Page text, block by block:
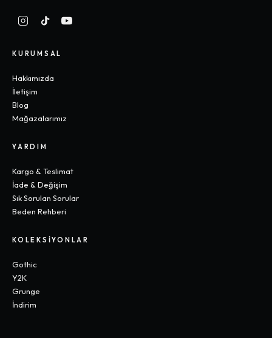
KURUMSAL
Hakkımızda
İletişim
Blog
Mağazalarımız
YARDIM
Kargo & Teslimat
İade & Değişim
Sık Sorulan Sorular
Beden Rehberi
KOLEKSIYONLAR
Gothic
Y2K
Grunge
İndirim